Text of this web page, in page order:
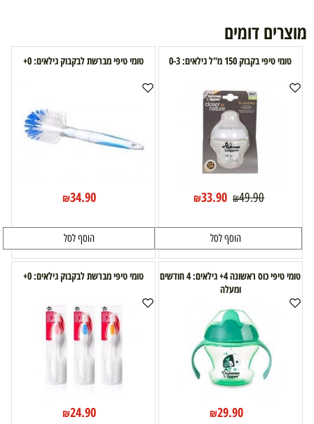
מוצרים דומים
טומי טיפי בקבוק 150 מ"ל גילאים: 0-3
₪49.90
₪33.90
הוסף לסל
טומי טיפי מברשת לבקבוק גילאים: 0+
₪34.90
הוסף לסל
טומי טיפי כוס ראשונה 4+ גילאים: 4 חודשים
ומעלה
₪29.90
טומי טיפי מברשת לבקבוק גילאים: 0+
₪24.90